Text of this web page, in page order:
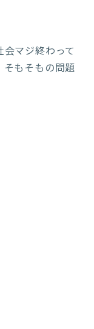
マジ終わって
そもそもの問題